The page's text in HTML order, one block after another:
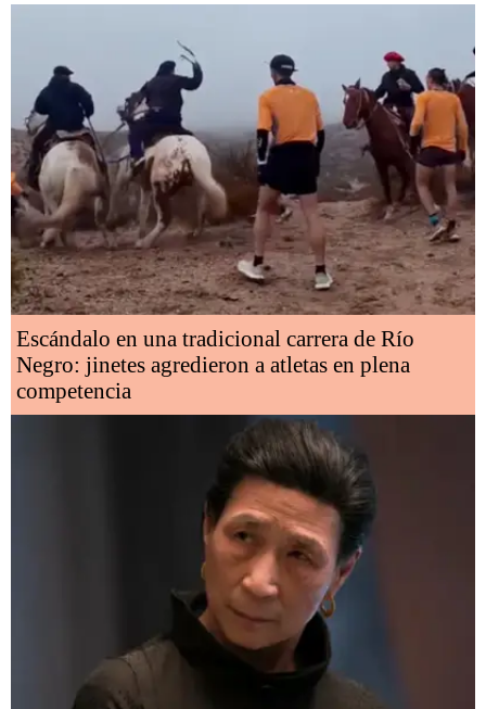
Escándalo en una tradicional carrera de Río
Negro: jinetes agredieron a atletas en plena
competencia